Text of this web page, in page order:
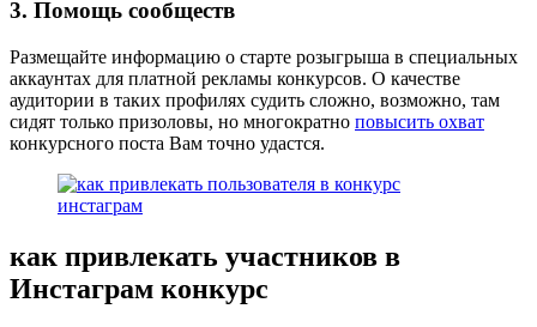
3. Помощь сообществ
Размещайте информацию о старте розыгрыша в специальных
аккаунтах для платной рекламы конкурсов. О качестве
аудитории в таких профилях судить сложно, возможно, там
сидят только призоловы, но многократно повысить охват
конкурсного поста Вам точно удастся.
как привлекать участников в
Инстаграм конкурс